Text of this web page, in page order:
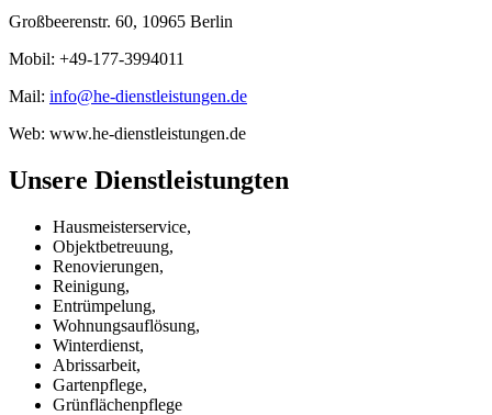
Großbeerenstr. 60, 10965 Berlin
Mobil: +49-177-3994011
Mail: info@he-dienstleistungen.de
Web: www.he-dienstleistungen.de
Unsere Dienstleistungten
Hausmeisterservice,
Objektbetreuung,
Renovierungen,
Reinigung,
Entrümpelung,
Wohnungsauflösung,
Winterdienst,
Abrissarbeit,
Gartenpflege,
Grünflächenpflege